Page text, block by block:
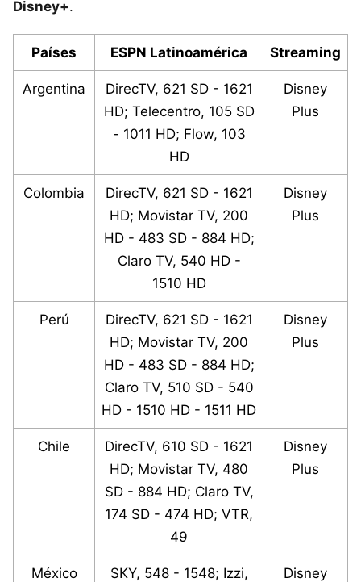
Disney+.
Países ESPN Latinoamérica Streaming
Argentina
DirecTV, 621 SD - 1621
HD; Telecentro, 105 SD
- 1011 HD; Flow, 103
HD
Disney
Plus
Colombia
DirecTV, 621 SD - 1621
HD; Movistar TV, 200
HD - 483 SD - 884 HD;
Claro TV, 540 HD -
1510 HD
Disney
Plus
Perú
DirecTV, 621 SD - 1621
HD; Movistar TV, 200
HD - 483 SD - 884 HD;
Claro TV, 510 SD - 540
HD - 1510 HD - 1511 HD
Disney
Plus
Chile
DirecTV, 610 SD - 1621
HD; Movistar TV, 480
SD - 884 HD; Claro TV,
174 SD - 474 HD; VTR,
49
Disney
Plus
México
SKY, 548 - 1548; Izzi,
Disney